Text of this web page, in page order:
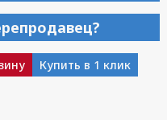
Купить в 1 клик